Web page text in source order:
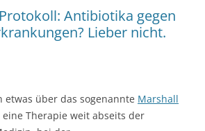
Antibiotika gegen
Lieber nicht.
etwas über das sogenannte Marshall
Therapie weit abseits der